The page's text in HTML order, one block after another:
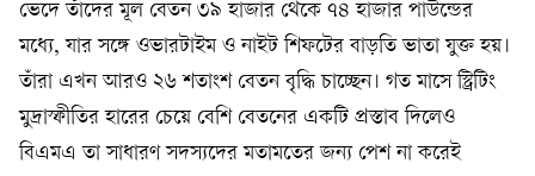
ভেদে তাঁদের মূল বেতন ৩৯ হাজার থেকে ৭৪ হাজার পাউন্ডের
মধ্যে, যার সঙ্গে ওভারটাইম ও নাইট শিফটের বাড়তি ভাতা যুক্ত হয়।
তাঁরা এখন আরও ২৬ শতাংশ বেতন বৃদ্ধি চাচ্ছেন। গত মাসে স্ট্রিটিং
মুদ্রাস্ফীতির হারের চেয়ে বেশি বেতনের একটি প্রস্তাব দিলেও
বিএমএ তা সাধারণ সদস্যদের মতামতের জন্য পেশ না করেই